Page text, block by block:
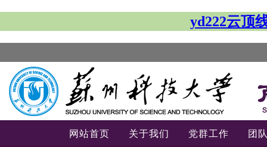
yd222云顶
网站首页 关于我们 党群工作 团